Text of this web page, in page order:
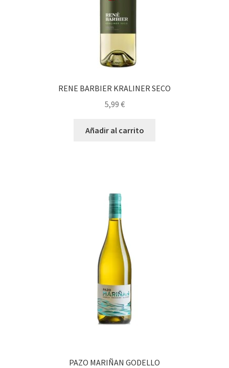
RENE BARBIER KRALINER SECO
5,99 €
Añadir al carrito
PAZO MARIÑAN GODELLO